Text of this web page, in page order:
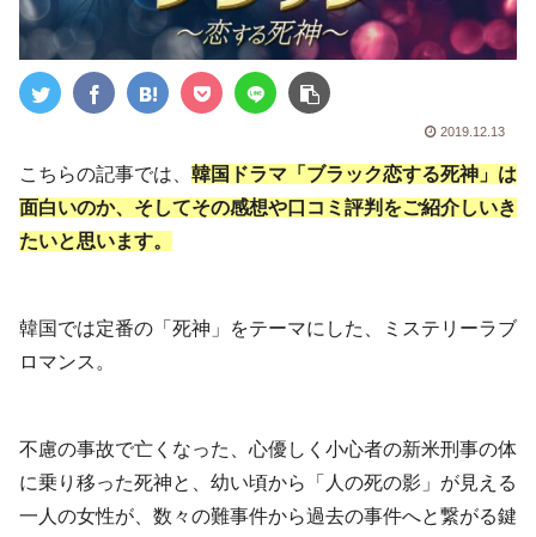
2019.12.13
こちらの記事では、 韓国ドラマ「ブラック恋する死神」は
面白いのか、そしてその感想や口コミ評判をご紹介しいき
たいと思います。
韓国では定番の「死神」をテーマにした、ミステリーラブ
ロマンス。
不慮の事故で亡くなった、心優しく小心者の新米刑事の体
に乗り移った死神と、幼い頃から「人の死の影」が見える
一人の女性が、数々の難事件から過去の事件へと繋がる鍵